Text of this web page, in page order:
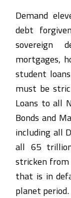
Demand
debt
sovereign
mortgages,
student
must be
Loans to all
Bonds and
including all
all 65
stricken from
that is in
planet period.